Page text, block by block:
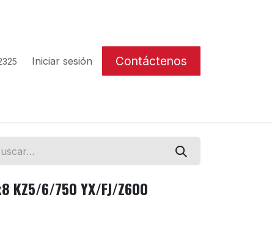
Iniciar sesión Contáctenos
KZ5/6/750 YX/FJ/Z600